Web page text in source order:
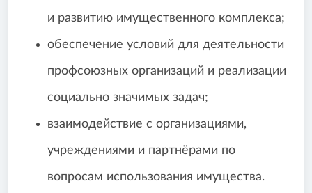
и развитию имущественного комплекса;
обеспечение условий для деятельности
профсоюзных организаций и реализации
социально значимых задач;
взаимодействие с организациями,
учреждениями и партнёрами по
вопросам использования имущества.